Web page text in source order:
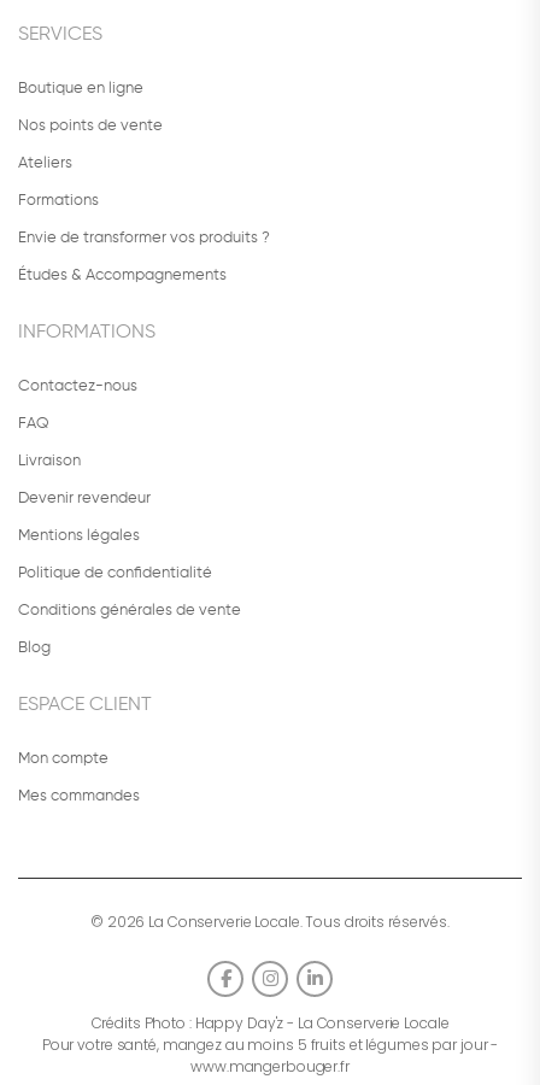
SERVICES
Boutique en ligne
Nos points de vente
Ateliers
Formations
Envie de transformer vos produits ?
Études & Accompagnements
INFORMATIONS
Contactez-nous
FAQ
Livraison
Devenir revendeur
Mentions légales
Politique de confidentialité
Conditions générales de vente
Blog
ESPACE CLIENT
Mon compte
Mes commandes
© 2026 La Conserverie Locale. Tous droits réservés.
Crédits Photo : Happy Day'z- La Conserverie Locale
Pour votre santé, mangez au moins 5 fruits et légumes par jour -
www.mangerbouger.fr